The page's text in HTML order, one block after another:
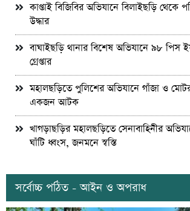
কাপ্তাই বিজিবির অভিযানে বিলাইছড়ি থেকে
উদ্ধার
বাঘাইছড়ি থানার বিশেষ অভিযানে ৯৮ পিস
গ্রেপ্তার
মহালছড়িতে পুলিশের অভিযানে গাঁজা ও
একজন আটক
খাগড়াছড়ির মহালছড়িতে সেনাবাহিনীর
ঘাঁটি ধ্বংস, জনমনে স্বস্তি
সর্বোচ্চ পঠিত - আইন ও অপরাধ